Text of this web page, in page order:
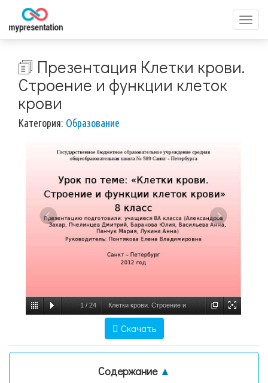
меню
🗊 Презентация Клетки крови.
Строение и функции клеток
крови
Категория: Образование
1 / 24 Клетки крови. Строение и
Скачать
Содержание ▲